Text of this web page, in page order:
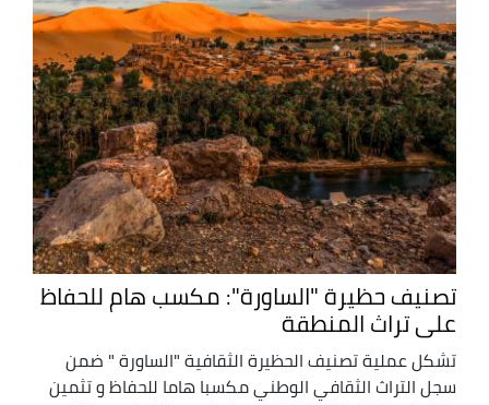
تصنيف حظيرة "الساورة": مكسب هام للحفاظ
على تراث المنطقة
تشكل عملية تصنيف الحظيرة الثقافية "الساورة " ضمن
سجل التراث الثقافي الوطني مكسبا هاما للحفاظ و تثمين